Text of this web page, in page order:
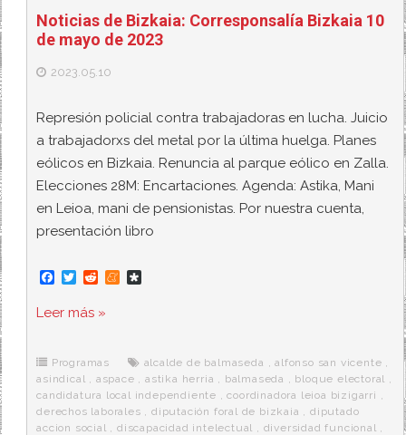
Noticias de Bizkaia: Corresponsalía Bizkaia 10
de mayo de 2023
2023.05.10
Represión policial contra trabajadoras en lucha. Juicio
a trabajadorxs del metal por la última huelga. Planes
eólicos en Bizkaia. Renuncia al parque eólico en Zalla.
Elecciones 28M: Encartaciones. Agenda: Astika, Mani
en Leioa, mani de pensionistas. Por nuestra cuenta,
presentación libro
F
c
e
o
k
T
i
t
r
R
d
M
e
r
a
Leer más »
Programas alcalde de balmaseda ,alfonso san vicente ,
asindical , aspace ,astika herria , balmaseda , bloque electoral ,
candidatura local independiente ,coordinadora leioa bizigarri ,
derechos laborales ,diputación foral de bizkaia ,diputado
accion social ,discapacidad intelectual , diversidad funcional ,